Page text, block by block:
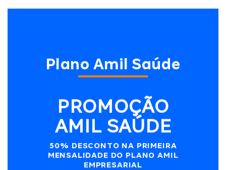
Plano Amil Saúde
PROMOÇÃO
AMIL SAÚDE
50% DESCONTO NA PRIMEIRA
MENSALIDADE DO PLANO AMIL
EMPRESARIAL